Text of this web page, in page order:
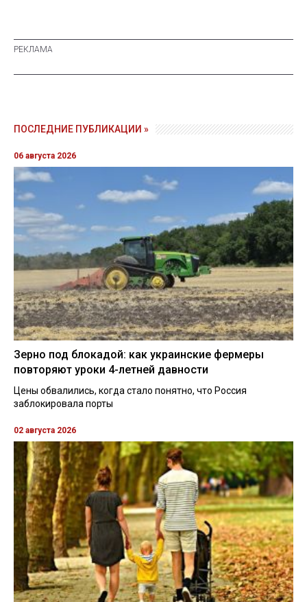
ПОСЛЕДНИЕ ПУБЛИКАЦИИ »
06 августа 2026
Зерно под блокадой: как украинские фермеры
повторяют уроки 4-летней давности
Цены обвалились, когда стало понятно, что Россия
заблокировала порты
02 августа 2026